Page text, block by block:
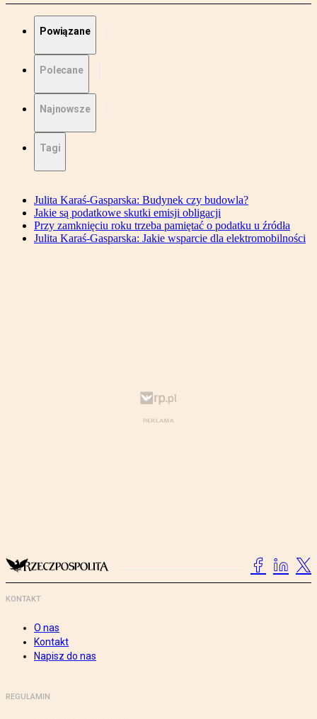
Powiązane
Polecane
Najnowsze
Tagi
Julita Karaś-Gasparska: Budynek czy budowla?
Jakie są podatkowe skutki emisji obligacji
Przy zamknięciu roku trzeba pamiętać o podatku u źródła
Julita Karaś-Gasparska: Jakie wsparcie dla elektromobilności
KONTAKT
O nas
Kontakt
Napisz do nas
REGULAMIN